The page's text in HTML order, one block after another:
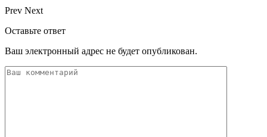
Prev Next
Оставьте ответ
Ваш электронный адрес не будет опубликован.